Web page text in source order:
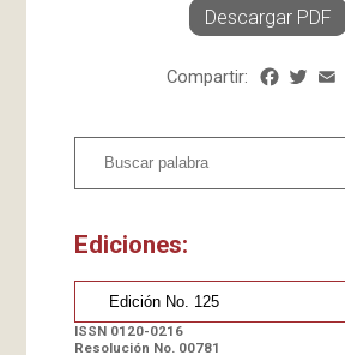
Descargar PDF
Compartir: Facebook
Twitter
Ediciones:
ISSN 0120-0216
Resolución No. 00781